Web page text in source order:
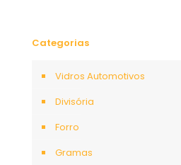
Categorias
Vidros Automotivos
Divisória
Forro
Gramas